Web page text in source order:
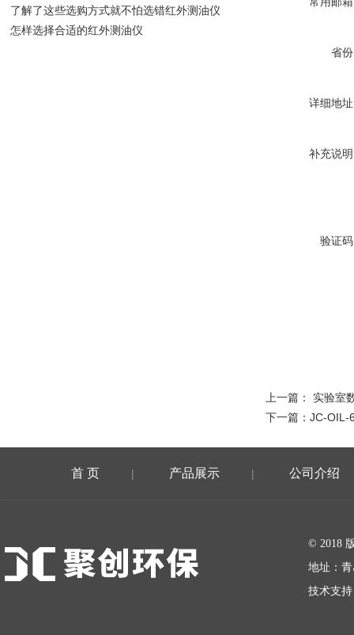
省
详细地
补充说
验证
上一篇： 实验室
下一篇： JC-OIL-
了解了这些选购方式就不怕选错红外测油仪
怎样选择合适的红外测油仪
首 页 | 产品展示 | 公司介绍
© 2018
地址：
技术支